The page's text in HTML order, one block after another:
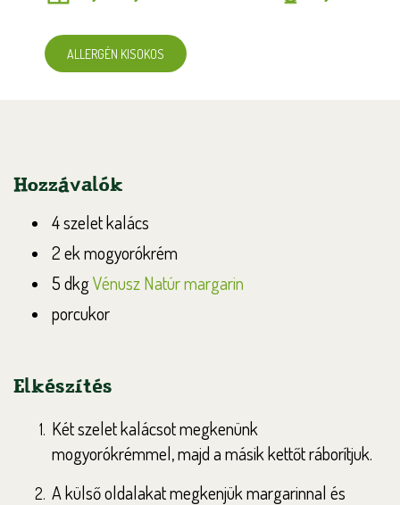
ALLERGÉN KISOKOS
Hozzávalók
4 szelet kalács
2 ek mogyorókrém
5 dkgVénusz Natúr margarin
porcukor
Elkészítés
Két szelet kalácsot megkenünk
mogyorókrémmel, majd a másik kettőt ráborítjuk.
A külső oldalakat megkenjük margarinnal és